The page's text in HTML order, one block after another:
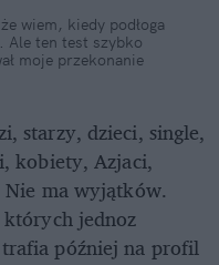
wiem, kiedy podłoga
Ale ten test szybko
moje przekonanie
starzy, dzieci, single,
kobiety, Azjaci,
ma wyjątków.
jednoz
później na profil